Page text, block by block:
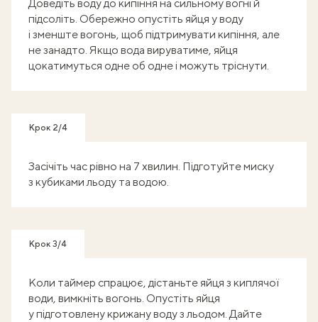
Доведіть воду до кипіння на сильному вогні й
підсоліть. Обережно опустіть яйця у воду
і зменште вогонь, щоб підтримувати кипіння, але
не занадто. Якщо вода вируватиме, яйця
цокатимуться одне об одне і можуть тріснути.
Крок 2/4
Засічіть час рівно на 7 хвилин. Підготуйте миску
з кубиками льоду та водою.
Крок 3/4
Коли таймер спрацює, дістаньте яйця з киплячої
води, вимкніть вогонь. Опустіть яйця
у підготовлену крижану воду з льодом. Дайте